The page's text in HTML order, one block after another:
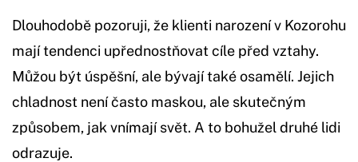
Dlouhodobě pozoruji, že klienti narození v Kozorohu
mají tendenci upřednostňovat cíle před vztahy.
Můžou být úspěšní, ale bývají také osamělí. Jejich
chladnost není často maskou, ale skutečným
způsobem, jak vnímají svět. A to bohužel druhé lidi
odrazuje.